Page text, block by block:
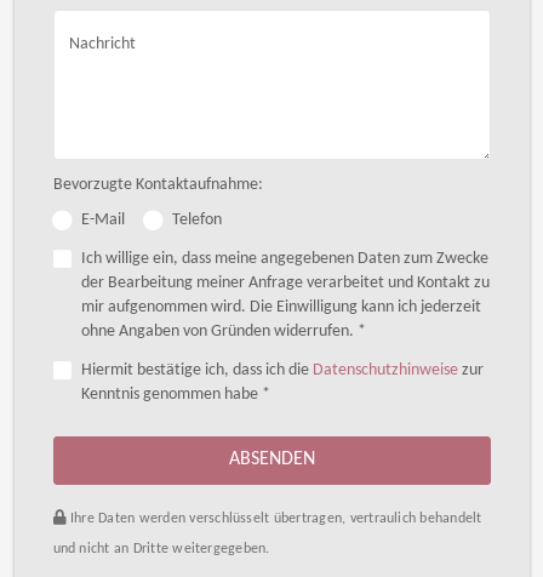
Nachricht
Bevorzugte Kontaktaufnahme:
E-Mail
Telefon
Ich willige ein, dass meine angegebenen Daten zum Zwecke
der Bearbeitung meiner Anfrage verarbeitet und Kontakt zu
mir aufgenommen wird. Die Einwilligung kann ich jederzeit
ohne Angaben von Gründen widerrufen. *
Hiermit bestätige ich, dass ich die Datenschutzhinweisezur
Kenntnis genommen habe *
ABSENDEN
Ihre Daten werden verschlüsselt übertragen, vertraulich behandelt
und nicht an Dritte weitergegeben.